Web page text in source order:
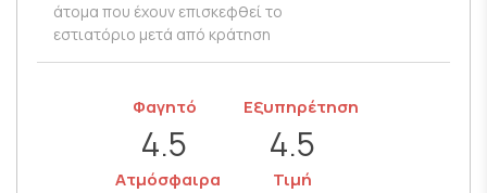
άτομα που έχουν επισκεφθεί το
εστιατόριο μετά από κράτηση
Φαγητό
4.5
Εξυπηρέτηση
4.5
Ατμόσφαιρα Τιμή